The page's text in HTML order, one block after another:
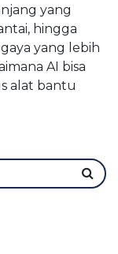
yang
hingga
yang lebih
AI bisa
alat bantu